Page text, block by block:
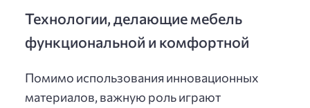
Технологии, делающие мебель
функциональной и комфортной
Помимо использования инновационных
материалов, важную роль играют